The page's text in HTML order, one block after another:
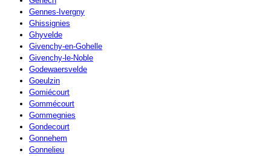
Gennes-Ivergny
Ghissignies
Ghyvelde
Givenchy-en-Gohelle
Givenchy-le-Noble
Godewaersvelde
Goeulzin
Gomiécourt
Gommécourt
Gommegnies
Gondecourt
Gonnehem
Gonnelieu